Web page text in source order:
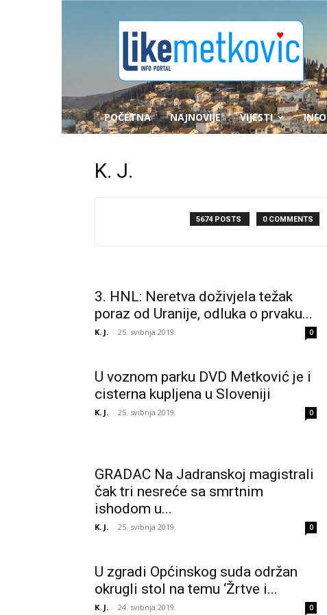
POČETNA NAJNOVIJE VIJESTI INFO
K. J.
5674 POSTS 0 COMMENTS
3. HNL: Neretva doživjela težak
poraz od Uranije, odluka o prvaku...
K. J. - 25. svibnja 2019. 0
U voznom parku DVD Metković je i
cisterna kupljena u Sloveniji
K. J. - 25. svibnja 2019. 0
GRADAC Na Jadranskoj magistrali
čak tri nesreće sa smrtnim
ishodom u...
K. J. - 25. svibnja 2019. 0
U zgradi Općinskog suda održan
okrugli stol na temu ‘Žrtve i...
K. J. - 24. svibnja 2019. 0